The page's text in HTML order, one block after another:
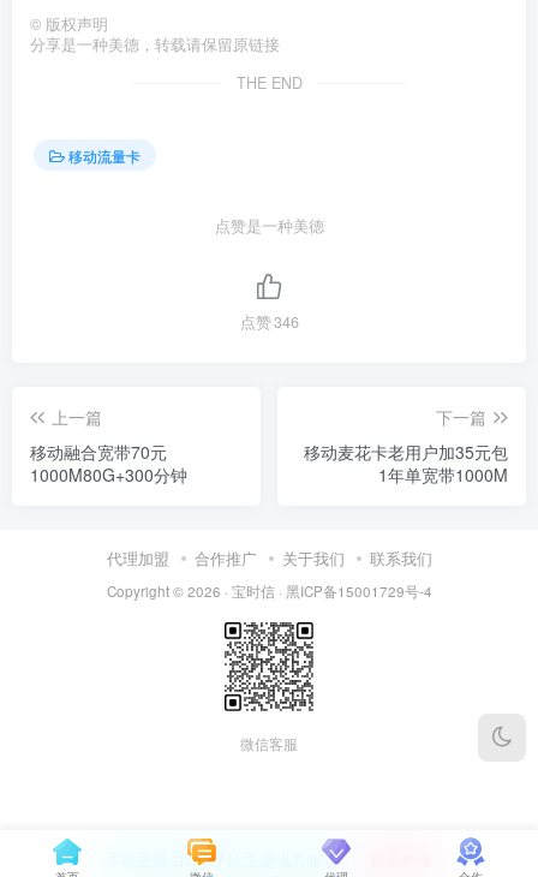
© 版权声明
分享是一种美德，转载请保留原链接
THE END
移动流量卡
点赞是一种美德
点赞346
上一篇
移动融合宽带70元
1000M80G+300分钟
下一篇
移动麦花卡老用户加35元包
1年单宽带1000M
代理加盟 合作推广 关于我们 联系我们
Copyright © 2026 · 宝时信· 黑ICP备15001729号-4
微信客服
本站主题由Zibll子比主题强力驱动